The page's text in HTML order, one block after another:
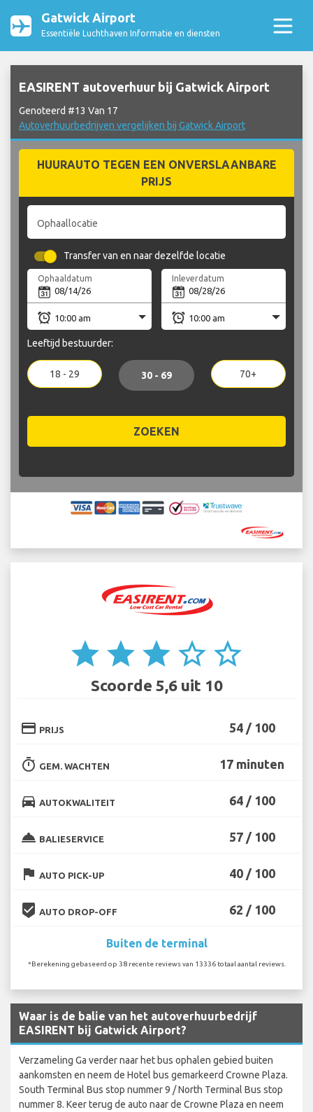
Gatwick Airport
Essentiële Luchthaven Informatie en diensten
EASIRENT autoverhuur bij Gatwick Airport
Genoteerd #13 Van 17
Autoverhuurbedrijven vergelijken bij Gatwick Airport
HUURAUTO TEGEN EEN ONVERSLAANBARE
PRIJS
Ophaallocatie
Transfer van en naar dezelfde locatie
Ophaaldatum Inleverdatum
Leeftijd bestuurder:
18 - 29 30 - 69 70+
ZOEKEN
star star star star_border star_border
Scoorde 5,6 uit 10
credit_card PRIJS 54 / 100
timer GEM. WACHTEN 17 minuten
directions_car AUTOKWALITEIT 64 / 100
room_service BALIESERVICE 57 / 100
flag AUTO PICK-UP 40 / 100
beenhere AUTO DROP-OFF 62 / 100
Buiten de terminal
*Berekening gebaseerd op 38 recente reviews van 13336 totaal aantal reviews.
Waar is de balie van het autoverhuurbedrijf
EASIRENT bij Gatwick Airport?
Verzameling Ga verder naar het bus ophalen gebied buiten
aankomsten en neem de Hotel bus gemarkeerd Crowne Plaza.
South Terminal Bus stop nummer 9 / North Terminal Bus stop
nummer 8. Keer terug de auto naar de Crowne Plaza en neem